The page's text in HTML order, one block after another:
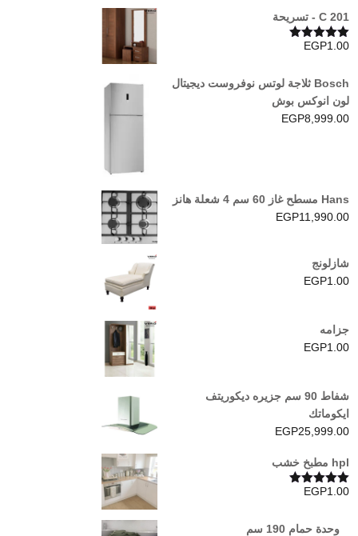
C 201 - تسريحة
تم التقييم
EGP1.00
Bosch ثلاجة لوتس نوفروست ديجيتال
لون انوكس بوش
EGP8,999.00
Hans مسطح غاز 60 سم 4 شعلة هانز
EGP11,990.00
شازلونج
EGP1.00
جزامه
EGP1.00
شفاط 90 سم جزيره ديكوريتف
ايكوماتك
EGP25,999.00
hpl مطبخ خشب
تم التقييم
EGP1.00
وحدة حمام 190 سم